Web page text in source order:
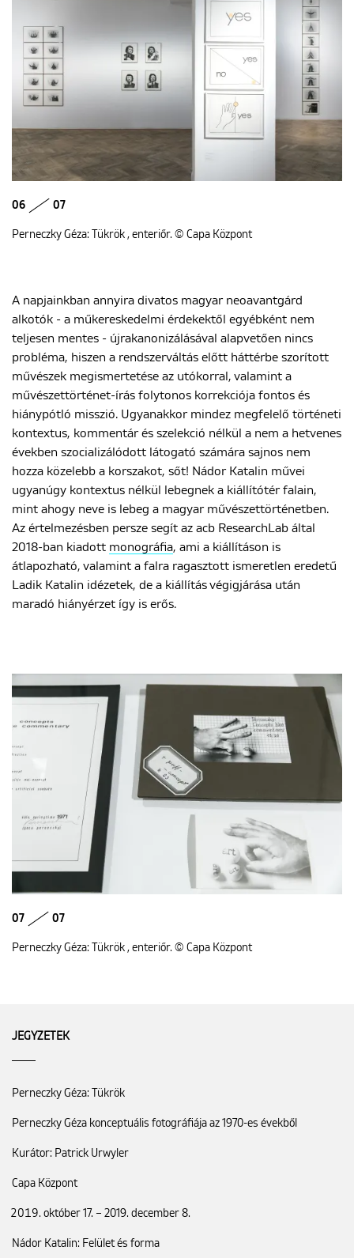
06 07
Perneczky Géza: Tükrök , enteriőr. © Capa Központ
A napjainkban annyira divatos magyar neoavantgárd
alkotók - a műkereskedelmi érdekektől egyébként nem
teljesen mentes - újrakanonizálásával alapvetően nincs
probléma, hiszen a rendszerváltás előtt háttérbe szorított
művészek megismertetése az utókorral, valamint a
művészettörténet-írás folytonos korrekciója fontos és
hiánypótló misszió. Ugyanakkor mindez megfelelő történeti
kontextus, kommentár és szelekció nélkül a nem a hetvenes
években szocializálódott látogató számára sajnos nem
hozza közelebb a korszakot, sőt! Nádor Katalin művei
ugyanúgy kontextus nélkül lebegnek a kiállítótér falain,
mint ahogy neve is lebeg a magyar művészettörténetben.
Az értelmezésben persze segít az acb ResearchLab által
2018-ban kiadott monográfia, ami a kiállításon is
átlapozható, valamint a falra ragasztott ismeretlen eredetű
Ladik Katalin idézetek, de a kiállítás végigjárása után
maradó hiányérzet így is erős.
07 07
Perneczky Géza: Tükrök , enteriőr. © Capa Központ
JEGYZETEK
Perneczky Géza: Tükrök
Perneczky Géza konceptuális fotográfiája az 1970-es évekből
Kurátor: Patrick Urwyler
Capa Központ
október 17. – 2019. december 8.
Nádor Katalin: Felület és forma